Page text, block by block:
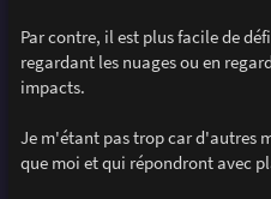
Par contre, il est plus facile de
regardant les nuages ou en
impacts.
Je m'étant pas trop car d'autres
que moi et qui répondront avec